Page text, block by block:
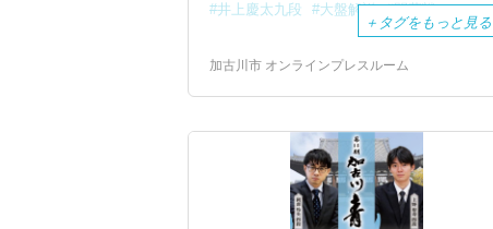
井上慶太九段
大盤解説 開幕戦
＋ タグをもっと見る
加古川市 オンラインプレスルーム